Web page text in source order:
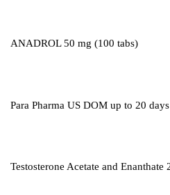
ANADROL 50 mg (100 tabs)
Para Pharma US DOM up to 20 days
Testosterone Acetate and